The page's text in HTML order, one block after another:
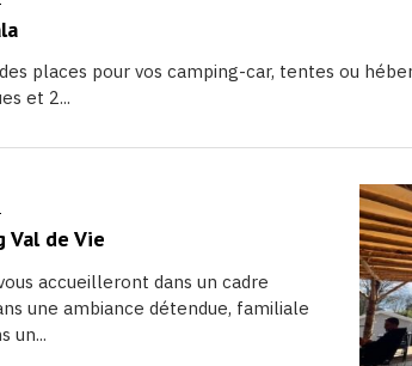
places pour vos camping-car, tentes ou
et 2...
Val de Vie
accueilleront dans un cadre
une ambiance détendue, familiale
un...